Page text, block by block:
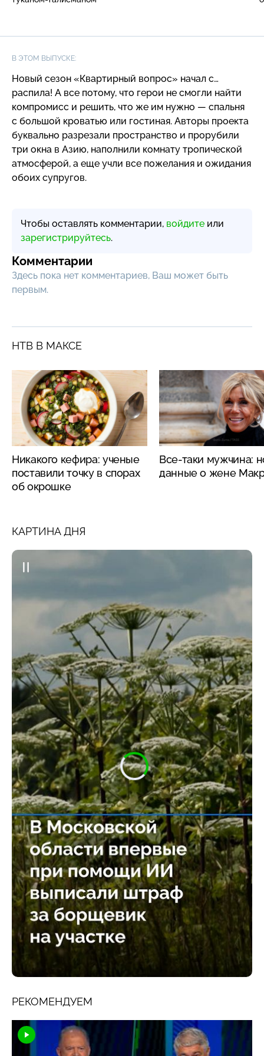
В ЭТОМ ВЫПУСКЕ:
Новый сезон «Квартирный вопрос» начал с…
распила! А все потому, что герои не смогли найти
компромисс и решить, что же им нужно — спальня
с большой кроватью или гостиная. Авторы проекта
буквально разрезали пространство и прорубили
три окна в Азию, наполнили комнату тропической
атмосферой, а еще учли все пожелания и ожидания
обоих супругов.
Чтобы оставлять комментарии, войдите или
зарегистрируйтесь.
Комментарии
Здесь пока нет комментариев, Ваш может быть
первым.
НТВ В МАКСЕ
Никакого кефира: ученые
поставили точку в спорах
об окрошке
Все-таки мужчина:
данные о жене
КАРТИНА ДНЯ
РЕКОМЕНДУЕМ